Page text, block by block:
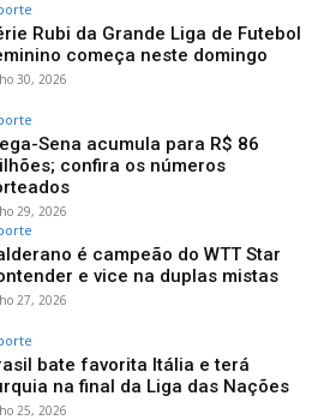
Rubi da Grande Liga de Futebol
começa neste domingo
30, 2026
Sena acumula para R$ 86
confira os números
29, 2026
é campeão do WTT Star
e vice na duplas mistas
27, 2026
bate favorita Itália e terá
na final da Liga das Nações
25, 2026